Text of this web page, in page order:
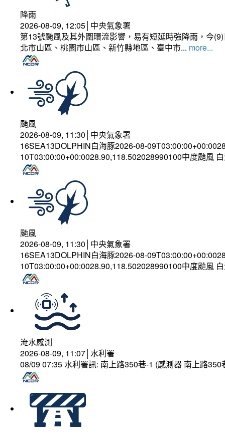
降雨
2026-08-09, 12:05│中央氣象署
第13號颱風及其外圍環流影響，易有短延時強降雨，今
北市山區、桃園市山區、新竹縣地區、臺中市... more...
颱風
2026-08-09, 11:30│中央氣象署
16SEA13DOLPHIN白海豚2026-08-
10T03:00:00+00:0028.90,118.502028990100中度颱風
颱風
2026-08-09, 11:30│中央氣象署
16SEA13DOLPHIN白海豚2026-08-
10T03:00:00+00:0028.90,118.502028990100中度颱風
淹水感測
2026-08-09, 11:07│水利署
08/09 07:35 水利署訊: 南上路350巷-1 (感測器 南上路